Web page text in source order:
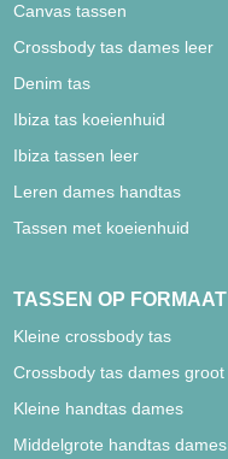
Canvas tassen
Crossbody tas dames leer
Denim tas
Ibiza tas koeienhuid
Ibiza tassen leer
Leren dames handtas
Tassen met koeienhuid
TASSEN OP FORMAAT
Kleine crossbody tas
Crossbody tas dames groot
Kleine handtas dames
Middelgrote handtas dames